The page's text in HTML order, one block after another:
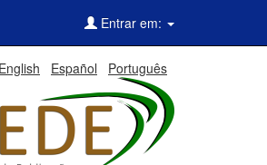
Entrar em:
English Español Português